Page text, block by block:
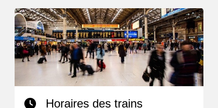
Horaires des trains